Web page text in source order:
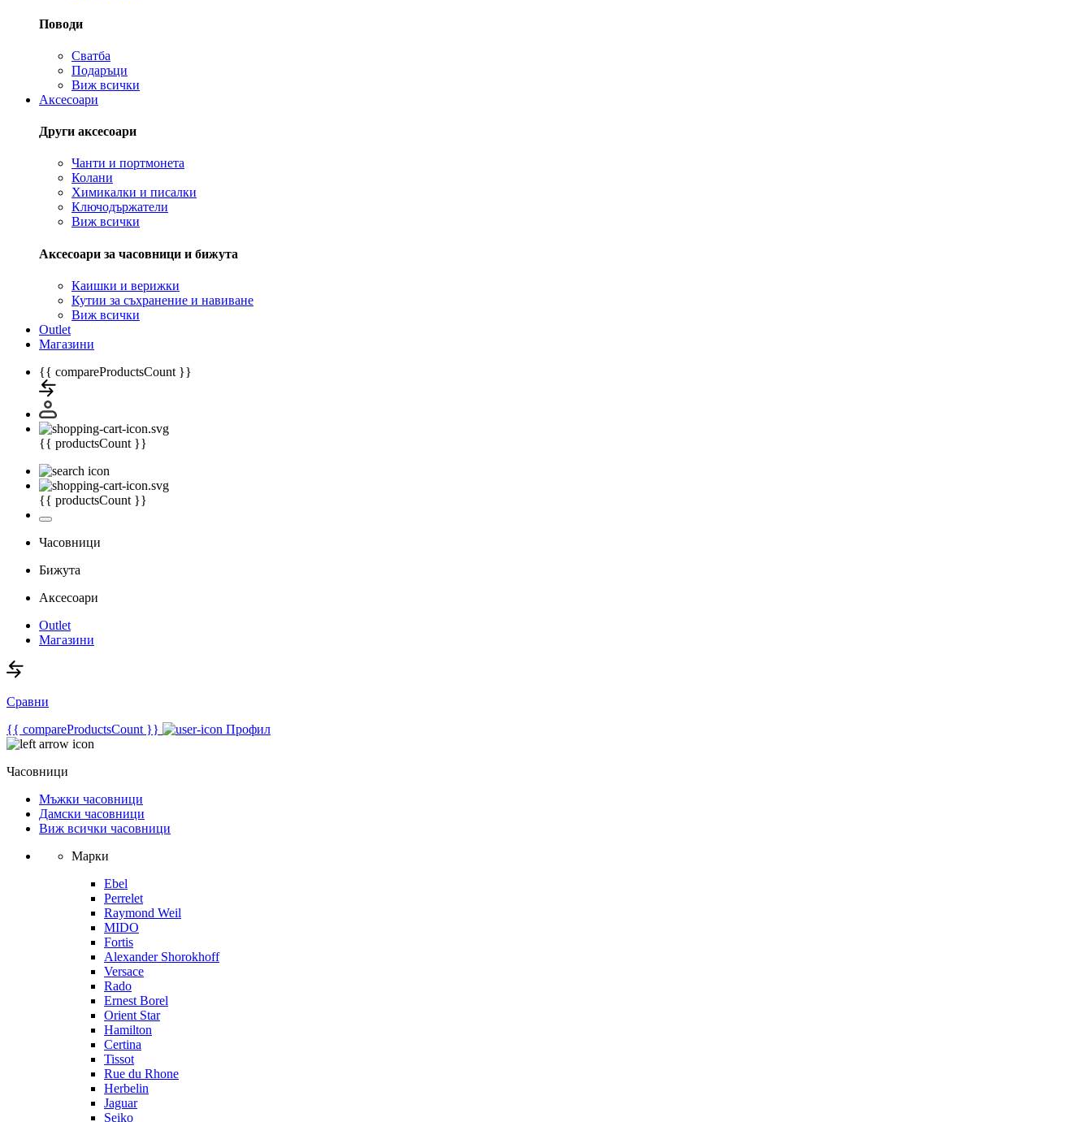
Поводи
Сватба
Подаръци
Виж всички
Аксесоари
Други аксесоари
Чанти и портмонета
Колани
Химикалки и писалки
Ключодържатели
Виж всички
Аксесоари за часовници и бижута
Каишки и верижки
Кутии за съхранение и навиване
Виж всички
Outlet
Магазини
{{ compareProductsCount }}
{{ productsCount }}
{{ productsCount }}
Часовници
Бижута
Аксесоари
Outlet
Магазини
Сравни
{{ compareProductsCount }}
Профил
Часовници
Мъжки часовници
Дамски часовници
Виж всички часовници
Марки
Ebel
Perrelet
Raymond Weil
MIDO
Fortis
Alexander Shorokhoff
Versace
Rado
Ernest Borel
Orient Star
Hamilton
Certina
Tissot
Rue du Rhone
Herbelin
Jaguar
Seiko